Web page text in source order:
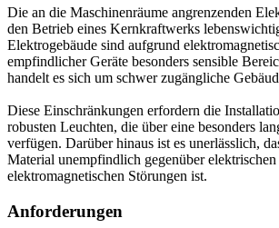
Die an die Maschinenräume angrenzenden
den Betrieb eines Kernkraftwerks
Elektrogebäude sind aufgrund
empfindlicher Geräte besonders sensible
handelt es sich um schwer zugängliche
Diese Einschränkungen erfordern die
robusten Leuchten, die über eine besonders
verfügen. Darüber hinaus ist es unerlässlich,
Material unempfindlich gegenüber
elektromagnetischen Störungen ist.
Anforderungen